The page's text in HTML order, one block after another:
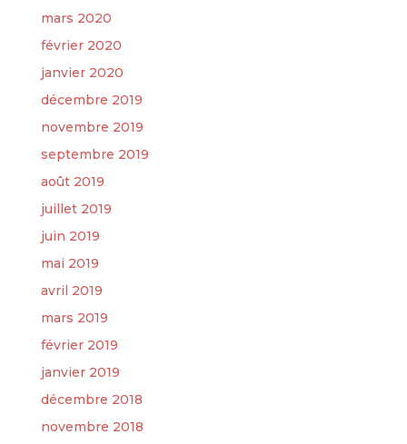
mars 2020
février 2020
janvier 2020
décembre 2019
novembre 2019
septembre 2019
août 2019
juillet 2019
juin 2019
mai 2019
avril 2019
mars 2019
février 2019
janvier 2019
décembre 2018
novembre 2018